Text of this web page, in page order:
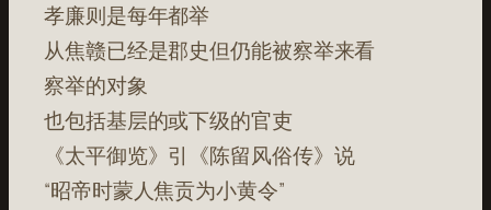
孝廉则是每年都举
从焦赣已经是郡史但仍能被察举来看
察举的对象
也包括基层的或下级的官吏
《太平御览》引《陈留风俗传》说
“昭帝时蒙人焦贡为小黄令”